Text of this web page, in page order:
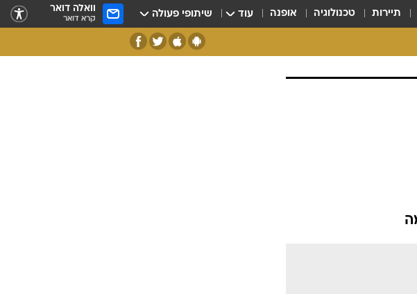
תיירות טכנולוגיה אופנה עוד שיתופי פעולה וואלה דואר
קרא דואר